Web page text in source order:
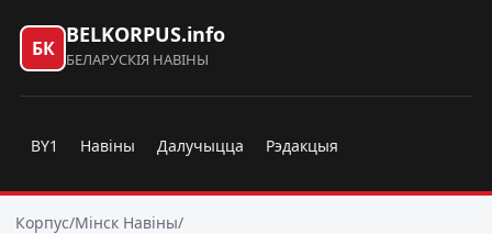
БК
BELKORPUS.info
БЕЛАРУСКІЯ НАВІНЫ
BY1 Навіны Далучыцца Рэдакцыя
Корпус/Мінск Навіны/